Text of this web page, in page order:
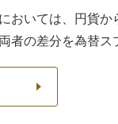
いては、円貨か
者の差分を為替ス